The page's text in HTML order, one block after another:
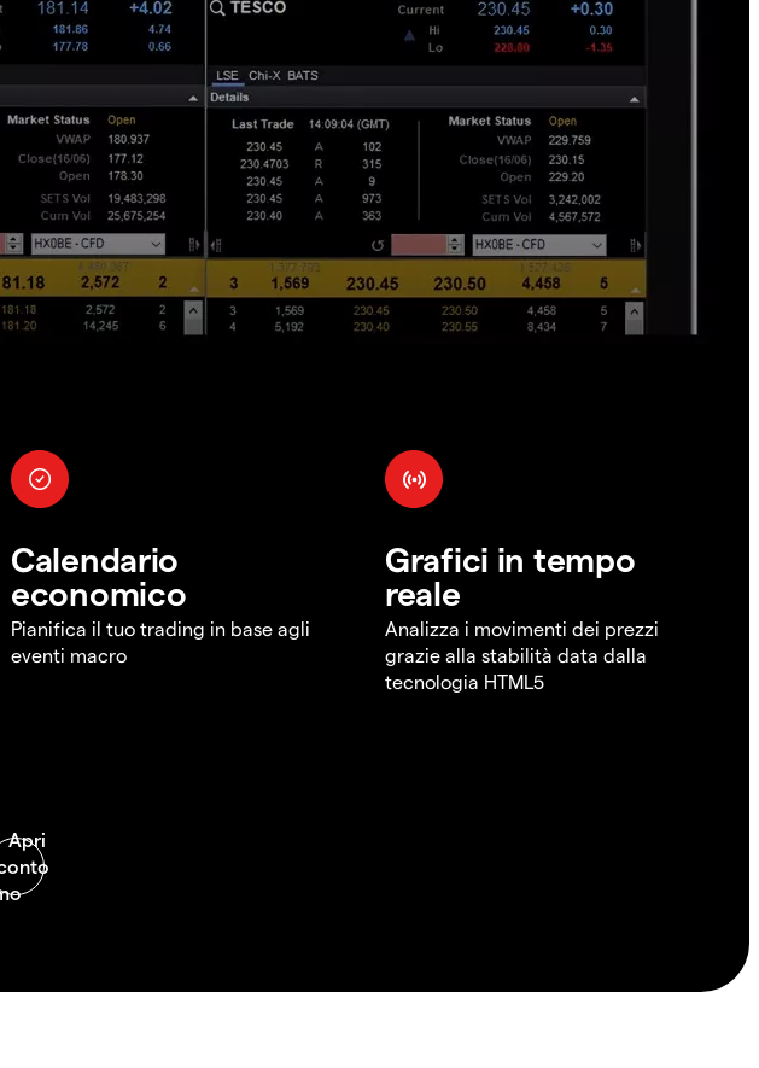
Calendario
economico
Pianifica il tuo trading in base agli
eventi macro
Grafici in tempo
reale
Analizza i movimenti dei prezzi
grazie alla stabilità data dalla
tecnologia HTML5